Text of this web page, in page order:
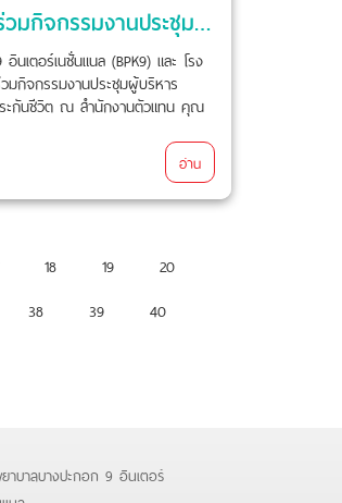
BPK9 และ PYH ร่วมกิจกรรมงานประชุมผู้บริหารตัวแทน บริษัท กรุงเทพประกันชีวิต
นเตอร์เนชั่นแนล (BPK9) และ โรง
มกิจกรรมงานประชุมผู้บริหาร
ะกันชีวิต ณ สำนักงานตัวแทน คุณ
อ่าน
18 19
20
38 39
40
ยาบาลบางปะกอก 9 อินเตอร์